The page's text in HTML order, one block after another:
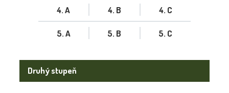
4. A 4. B 4. C
5. A 5. B 5. C
Druhý stupeň